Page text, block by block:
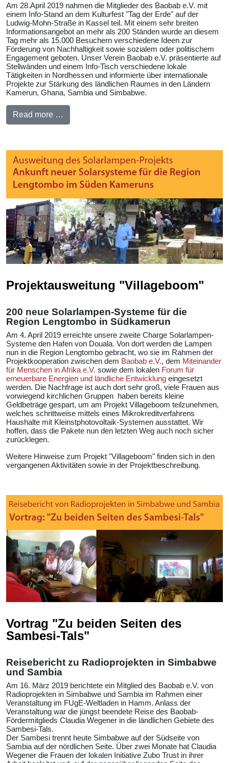
Am 28.April 2019 nahmen die Mitglieder des Baobab e.V. mit
einem Info-Stand an dem Kulturfest "Tag der Erde" auf der
Ludwig-Mohn-Straße in Kassel teil. Mit einem sehr breiten
Informationsangebot an mehr als 200 Ständen wurde an diesem
Tag mehr als 15.000 Besuchern verschiedene Ideen zur
Förderung von Nachhaltigkeit sowie sozialem oder politischem
Engagement geboten. Unser Verein Baobab e.V. präsentierte auf
Stellwänden und einem Info-Tisch verschiedene lokale
Tätigkeiten in Nordhessen und informierte über internationale
Projekte zur Stärkung des ländlichen Raumes in den Ländern
Kamerun, Ghana, Sambia und Simbabwe.
Read more …
Projektausweitung "Villageboom"
200 neue Solarlampen-Systeme für die
Region Lengtombo in Südkamerun
Am 4. April 2019 erreichte unsere zweite Charge Solarlampen-
Systeme den Hafen von Douala. Von dort werden die Lampen
nun in die Region Lengtombo gebracht, wo sie im Rahmen der
Projektkooperation zwischen dem Baobab e.V., dem Miteinander
für Menschen in Afrika e.V. sowie dem lokalen Forum für
erneuerbare Energien und ländliche Entwicklung eingesetzt
werden. Die Nachfrage ist auch dort sehr groß, viele Frauen aus
vorwiegend kirchlichen Gruppen haben bereits kleine
Geldbeträge gespart, um am Projekt Villageboom teilzunehmen,
welches schrittweise mittels eines Mikrokreditverfahrens
Haushalte mit Kleinstphotovoltaik-Systemen ausstattet. Wir
hoffen, dass die Pakete nun den letzten Weg auch noch sicher
zurücklegen.
Weitere Hinweise zum Projekt "Villageboom" finden sich in den
vergangenen Aktivitäten sowie in der Projektbeschreibung.
Vortrag "Zu beiden Seiten des
Sambesi-Tals"
Reisebericht zu Radioprojekten in Simbabwe
und Sambia
Am 16. März 2019 berichtete ein Mitglied des Baobab e.V. von
Radioprojekten in Simbabwe und Sambia im Rahmen einer
Veranstaltung im FUgE-Weltladen in Hamm. Anlass der
Veranstaltung war die jüngst beendete Reise des Baobab-
Fördermitglieds Claudia Wegener in die ländlichen Gebiete des
Sambesi-Tals.
Der Sambesi trennt heute Simbabwe auf der Südseite von
Sambia auf der nördlichen Seite. Über zwei Monate hat Claudia
Wegener die Frauen der lokalen Initiative Zubo Trust in ihrer